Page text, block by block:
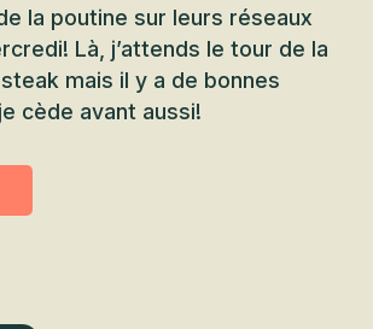
la poutine sur leurs réseaux
Là, j’attends le tour de la
mais il y a de bonnes
cède avant aussi!